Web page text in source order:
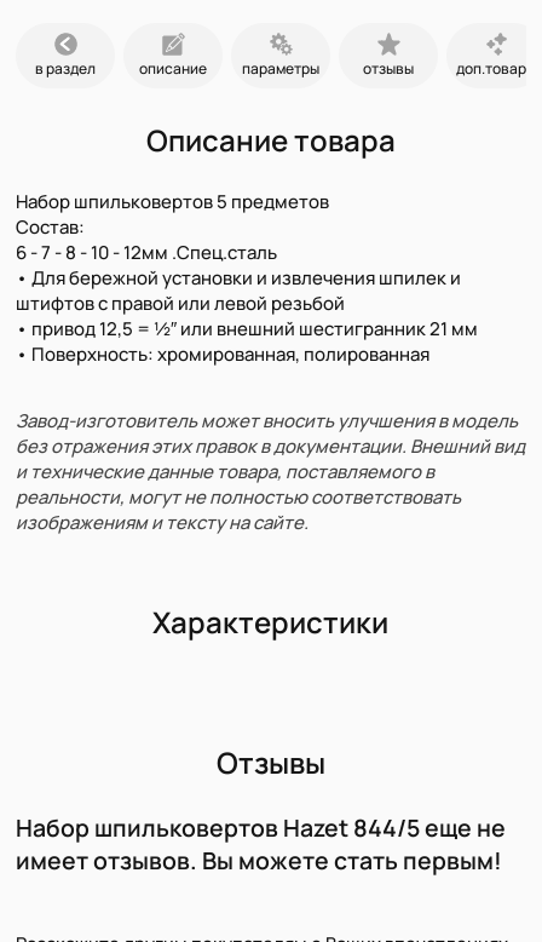
в раздел описание параметры отзывы доп.товары
Описание товара
Набор шпильковертов 5 предметов
Состав:
6 - 7 - 8 - 10 - 12мм .Спец.сталь
• Для бережной установки и извлечения шпилек и
штифтов с правой или левой резьбой
• привод 12,5 = 1⁄2″ или внешний шестигранник 21 мм
• Поверхность: хромированная, полированная
Завод-изготовитель может вносить улучшения в модель
без отражения этих правок в документации. Внешний вид
и технические данные товара, поставляемого в
реальности, могут не полностью соответствовать
изображениям и тексту на сайте.
Характеристики
Отзывы
Набор шпильковертов Hazet 844/5 еще не
имеет отзывов. Вы можете стать первым!